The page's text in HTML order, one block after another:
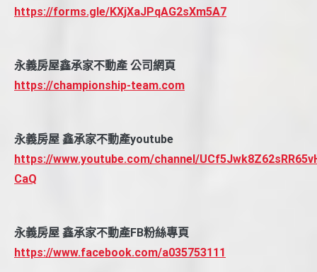
https://forms.gle/KXjXaJPqAG2sXm5A7
永義房屋鑫承家不動產 公司網頁
https://championship-team.com
永義房屋 鑫承家不動產youtube
https://www.youtube.com/channel/
CaQ
永義房屋 鑫承家不動產FB粉絲專頁
https://www.facebook.com/a035753111